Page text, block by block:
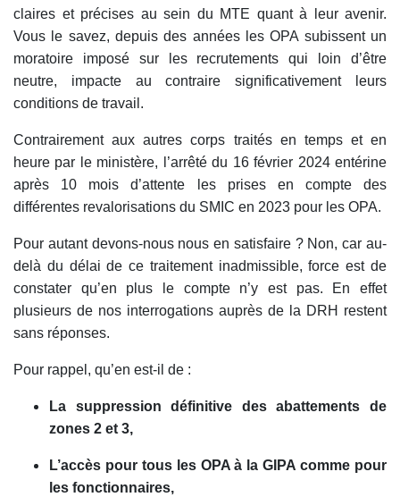
claires et précises au sein du MTE quant à leur avenir.
Vous le savez, depuis des années les OPA subissent un
moratoire imposé sur les recrutements qui loin d’être
neutre, impacte au contraire significativement leurs
conditions de travail.
Contrairement aux autres corps traités en temps et en
heure par le ministère, l’arrêté du 16 février 2024 entérine
après 10 mois d’attente les prises en compte des
différentes revalorisations du SMIC en 2023 pour les OPA.
Pour autant devons-nous nous en satisfaire ? Non, car au-
delà du délai de ce traitement inadmissible, force est de
constater qu’en plus le compte n’y est pas. En effet
plusieurs de nos interrogations auprès de la DRH restent
sans réponses.
Pour rappel, qu’en est-il de :
La suppression définitive des abattements de
zones 2 et 3,
L’accès pour tous les OPA à la GIPA comme pour
les fonctionnaires,